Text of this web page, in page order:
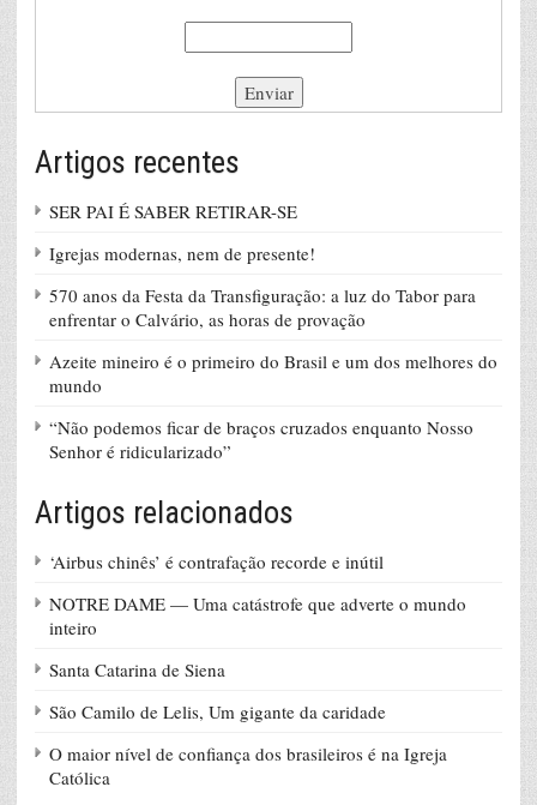
Artigos recentes
SER PAI É SABER RETIRAR-SE
Igrejas modernas, nem de presente!
570 anos da Festa da Transfiguração: a luz do Tabor para
enfrentar o Calvário, as horas de provação
Azeite mineiro é o primeiro do Brasil e um dos melhores do
mundo
“Não podemos ficar de braços cruzados enquanto Nosso
Senhor é ridicularizado”
Artigos relacionados
‘Airbus chinês’ é contrafação recorde e inútil
NOTRE DAME — Uma catástrofe que adverte o mundo
inteiro
Santa Catarina de Siena
São Camilo de Lelis, Um gigante da caridade
O maior nível de confiança dos brasileiros é na Igreja
Católica